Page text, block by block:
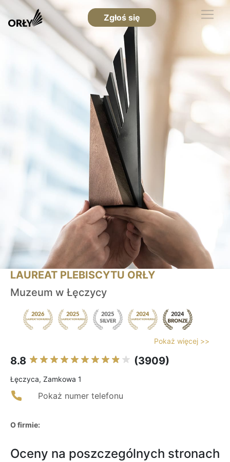
Zgłoś się
LAUREAT PLEBISCYTU ORŁY
Muzeum w Łęczycy
Pokaż więcej >>
8.8 (3909)
Łęczyca, Zamkowa 1
Pokaż numer telefonu
O firmie:
Oceny na poszczególnych stronach